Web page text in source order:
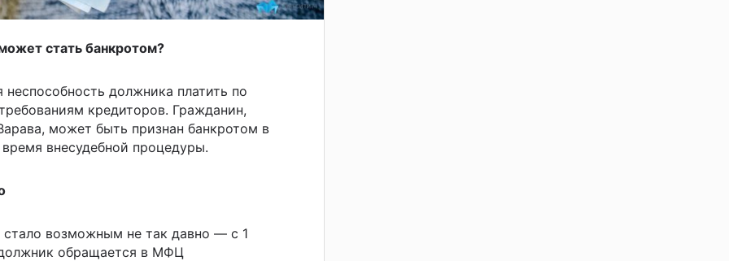
стать банкротом?
должника платить по
кредиторов. Гражданин,
может быть признан банкротом в
внесудебной процедуры.
стало возможным не так давно — с 1
обращается в МФЦ